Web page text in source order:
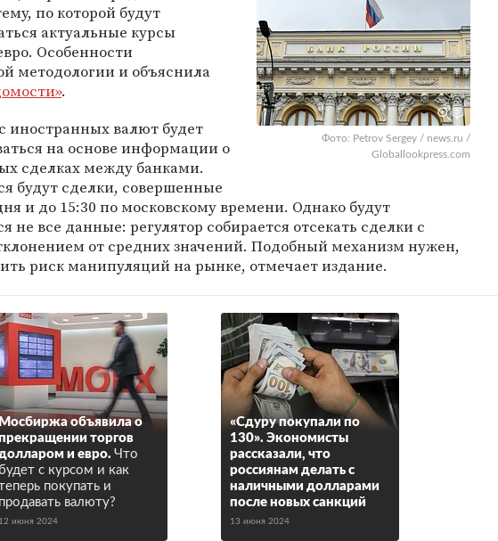
Фото: Petrov Sergey / news.ru /
Globallookpress.com
по которой будут
актуальные курсы
Особенности
методологии и объяснила
.
иностранных валют будет
на основе информации о
сделках между банками.
будут сделки, совершенные
и до 15:30 по московскому времени. Однако будут
не все данные: регулятор собирается отсекать сделки с
от средних значений. Подобный механизм нужен,
риск манипуляций на рынке, отмечает издание.
объявила о
торгов
и евро. Что
с курсом и как
покупать и
продавать валюту?
12 июня 2024
«Сдуру покупали по
130». Экономисты
рассказали, что
россиянам делать с
наличными долларами
после новых санкций
13 июня 2024